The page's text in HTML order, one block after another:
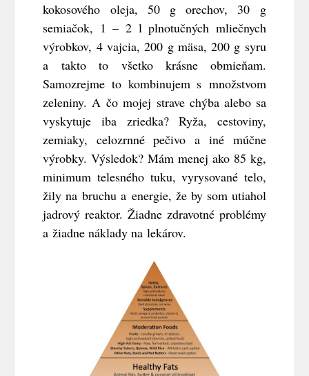
kokosového oleja, 50 g orechov, 30 g
semiačok, 1 – 2 l plnotučných mliečnych
výrobkov, 4 vajcia, 200 g mäsa, 200 g syru
a takto to všetko krásne obmieňam.
Samozrejme to kombinujem s množstvom
zeleniny. A čo mojej strave chýba alebo sa
vyskytuje iba zriedka? Ryža, cestoviny,
zemiaky, celozrnné pečivo a iné múčne
výrobky. Výsledok? Mám menej ako 85 kg,
minimum telesného tuku, vyrysované telo,
žily na bruchu a energie, že by som utiahol
jadrový reaktor. Žiadne zdravotné problémy
a žiadne náklady na lekárov.